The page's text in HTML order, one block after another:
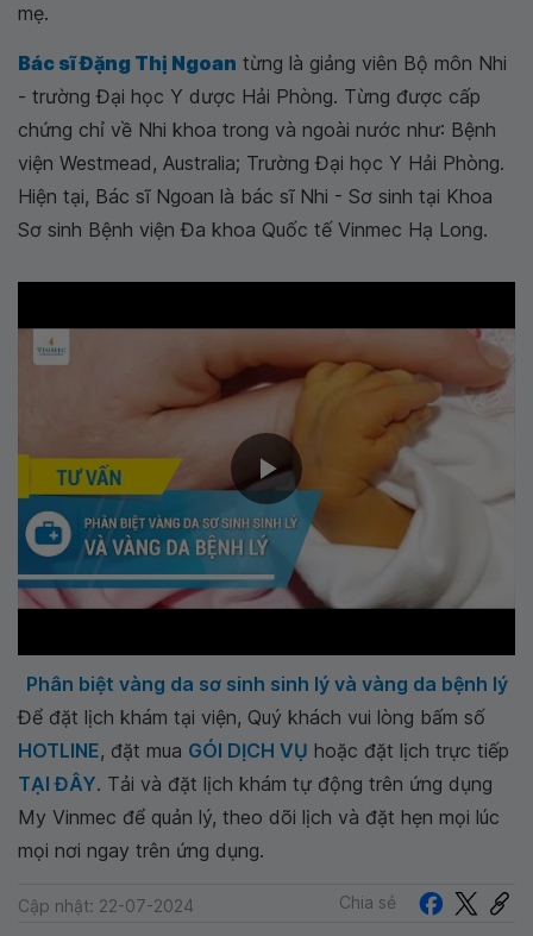
mẹ.
Bác sĩ Đặng Thị Ngoan từng là giảng viên Bộ môn Nhi
- trường Đại học Y dược Hải Phòng. Từng được cấp
chứng chỉ về Nhi khoa trong và ngoài nước như: Bệnh
viện Westmead, Australia; Trường Đại học Y Hải Phòng.
Hiện tại, Bác sĩ Ngoan là bác sĩ Nhi - Sơ sinh tại Khoa
Sơ sinh Bệnh viện Đa khoa Quốc tế Vinmec Hạ Long.
Phân biệt vàng da sơ sinh sinh lý và vàng da bệnh lý
Để đặt lịch khám tại viện, Quý khách vui lòng bấm số
HOTLINE, đặt mua GÓI DỊCH VỤ hoặc đặt lịch trực tiếp
TẠI ĐÂY. Tải và đặt lịch khám tự động trên ứng dụng
My Vinmec để quản lý, theo dõi lịch và đặt hẹn mọi lúc
mọi nơi ngay trên ứng dụng.
Cập nhật: 22-07-2024 Chia sẻ